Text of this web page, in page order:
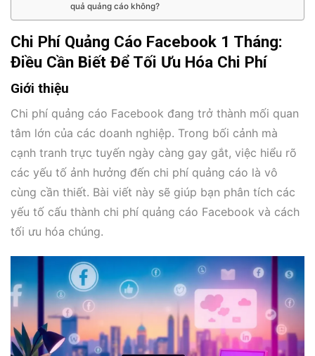
quả quảng cáo không?
Chi Phí Quảng Cáo Facebook 1 Tháng:
Điều Cần Biết Để Tối Ưu Hóa Chi Phí
Giới thiệu
Chi phí quảng cáo Facebook đang trở thành mối quan
tâm lớn của các doanh nghiệp. Trong bối cảnh mà
cạnh tranh trực tuyến ngày càng gay gắt, việc hiểu rõ
các yếu tố ảnh hưởng đến chi phí quảng cáo là vô
cùng cần thiết. Bài viết này sẽ giúp bạn phân tích các
yếu tố cấu thành chi phí quảng cáo Facebook và cách
tối ưu hóa chúng.